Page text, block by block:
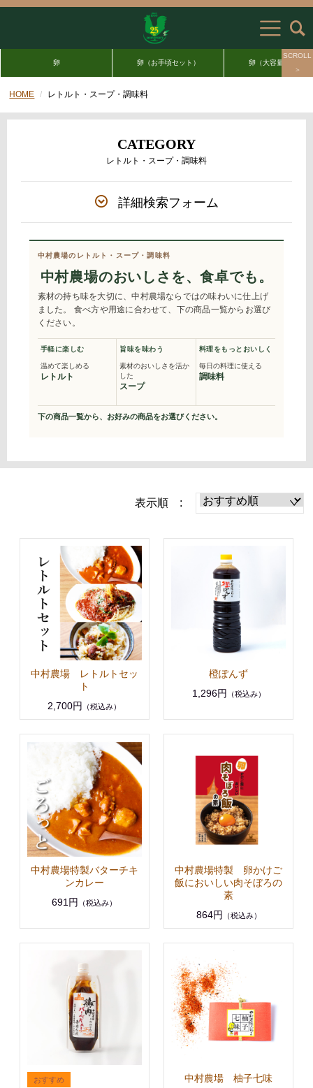
卵 卵（お手頃セット） 卵（大容量セット）
SCROLL
＞
HOME レトルト・スープ・調味料
CATEGORY
レトルト・スープ・調味料
詳細検索フォーム
中村農場のレトルト・スープ・調味料
中村農場のおいしさを、食卓でも。
素材の持ち味を大切に、中村農場ならではの味わいに仕上げ
ました。
食べ方や用途に合わせて、下の商品一覧からお選び
ください。
手軽に楽しむ
温めて楽しめる
レトルト
旨味を味わう
素材のおいしさを活か
した
スープ
料理をもっとおいしく
毎日の料理に使える
調味料
下の商品一覧から、お好みの商品をお選びください。
表示順 :
中村農場 レトルトセッ
ト
2,700円
（税込み）
橙ぽんず
1,296円
（税込み）
中村農場特製バターチキ
ンカレー
691円
（税込み）
中村農場特製 卵かけご
飯においしい肉そぼろの
素
864円 （税込み）
中村農場 柚子七味